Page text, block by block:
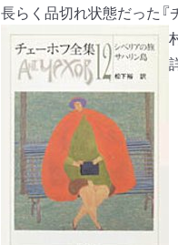
長らく品切れ状態だった『